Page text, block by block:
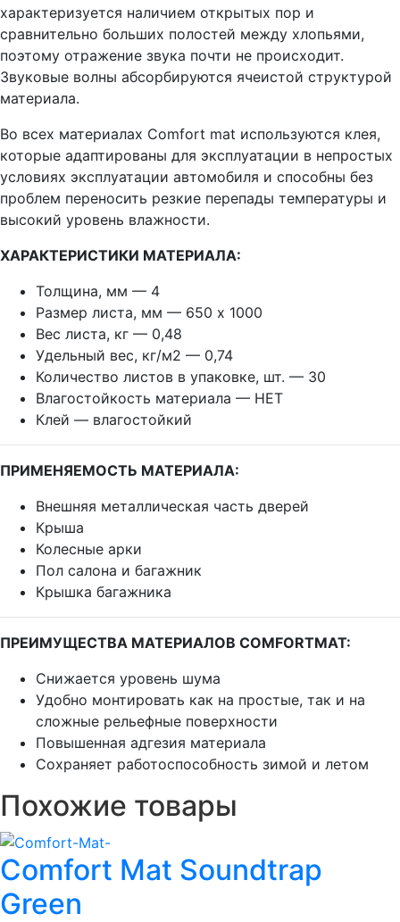
характеризуется наличием открытых пор и
сравнительно больших полостей между хлопьями,
поэтому отражение звука почти не происходит.
Звуковые волны абсорбируются ячеистой структурой
материала.
Во всех материалах Comfort mat используются клея,
которые адаптированы для эксплуатации в непростых
условиях эксплуатации автомобиля и способны без
проблем переносить резкие перепады температуры и
высокий уровень влажности.
ХАРАКТЕРИСТИКИ МАТЕРИАЛА:
Толщина, мм — 4
Размер листа, мм — 650 х 1000
Вес листа, кг — 0,48
Удельный вес, кг/м2 — 0,74
Количество листов в упаковке, шт. — 30
Влагостойкость материала — НЕТ
Клей — влагостойкий
ПРИМЕНЯЕМОСТЬ МАТЕРИАЛА:
Внешняя металлическая часть дверей
Крыша
Колесные арки
Пол салона и багажник
Крышка багажника
ПРЕИМУЩЕСТВА МАТЕРИАЛОВ COMFORTMAT:
Снижается уровень шума
Удобно монтировать как на простые, так и на
сложные рельефные поверхности
Повышенная адгезия материала
Сохраняет работоспособность зимой и летом
Похожие товары
Comfort Mat Soundtrap
Green